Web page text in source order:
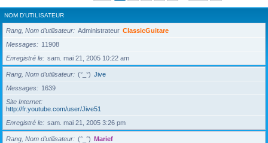
NOM D’UTILISATEUR
Rang, Nom d’utilisateur Administrateur ClassicGuitare
Messages
11908
Enregistré le
sam. mai 21, 2005 10:22 am
Rang, Nom d’utilisateur (°_°) Jive
Messages
1639
Site Internet
http://fr.youtube.com/user/Jive51
Enregistré le
sam. mai 21, 2005 3:26 pm
Rang, Nom d’utilisateur (°_°) Marief